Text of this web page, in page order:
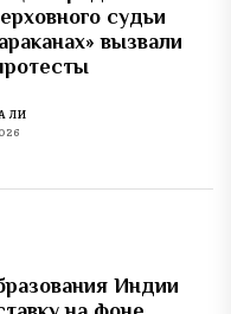
судьи
вызвали
ЛИ
Индии